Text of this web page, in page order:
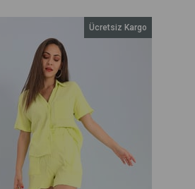
Ücretsiz Kargo